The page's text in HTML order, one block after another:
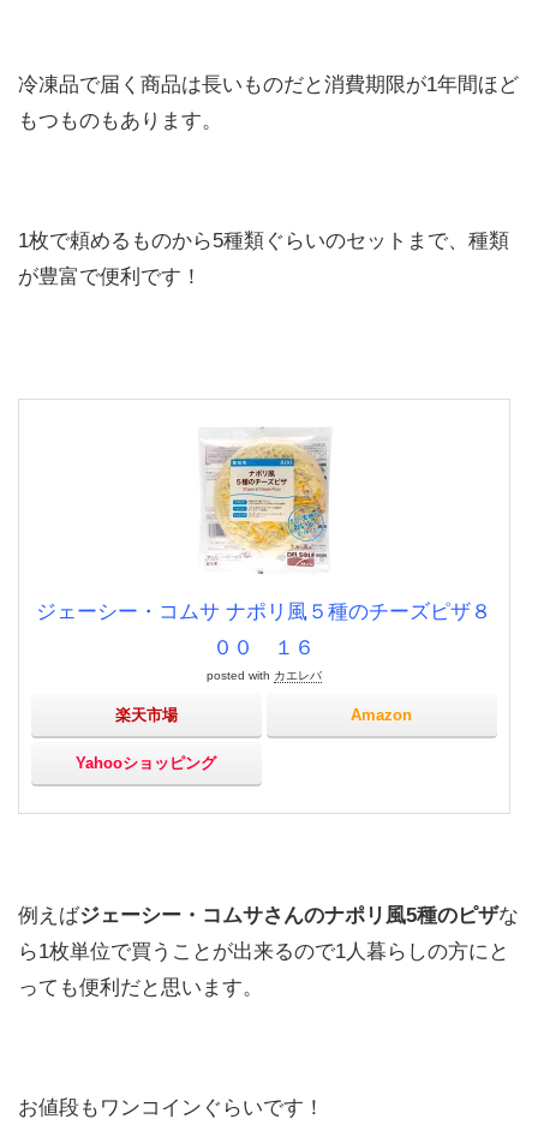
冷凍品で届く商品は長いものだと消費期限が1年間ほど
もつものもあります。
1枚で頼めるものから5種類ぐらいのセットまで、種類
が豊富で便利です！
ジェーシー・コムサ ナポリ風５種のチーズピザ８
００ １６
posted with カエレバ
楽天市場 Amazon
Yahooショッピング
例えばジェーシー・コムサさんのナポリ風5種のピザな
ら1枚単位で買うことが出来るので1人暮らしの方にと
っても便利だと思います。
お値段もワンコインぐらいです！